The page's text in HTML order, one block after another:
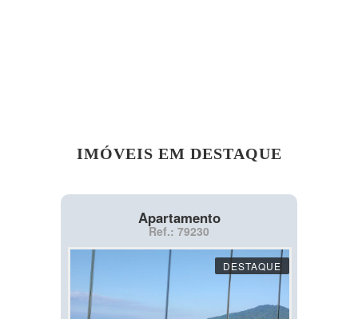
IMÓVEIS EM DESTAQUE
Apartamento
Ref.: 79230
DESTAQUE